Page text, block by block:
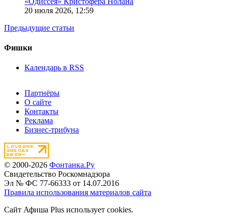
20 июля 2026, 12:59
Предыдущие статьи
Фишки
Календарь в RSS
Партнёры
О сайте
Контакты
Реклама
Бизнес-трибуна
© 2000-2026 Фонтанка.Ру
Свидетельство Роскомнадзора
Эл № ФС 77-66333 от 14.07.2016
Правила использования материалов сайта
Сайт Афиша Plus использует cookies.